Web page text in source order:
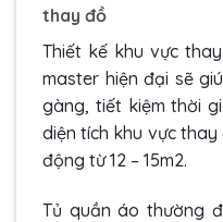
thay đồ
Thiết kế khu vực
master hiện đại sẽ
gàng, tiết kiệm thời
diện tích khu vực
động từ 12 – 15m2.
Tủ quần áo thường